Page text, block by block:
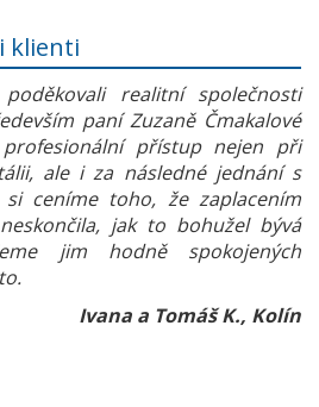
klienti
realitní společnosti
paní Zuzaně Čmakalové
přístup nejen při
ale i za následné jednání s
ceníme toho, že zaplacením
jak to bohužel bývá
jim hodně spokojených
Ivana a Tomáš K., Kolín